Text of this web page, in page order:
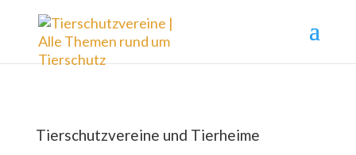
Tierschutzvereine und Tierheime